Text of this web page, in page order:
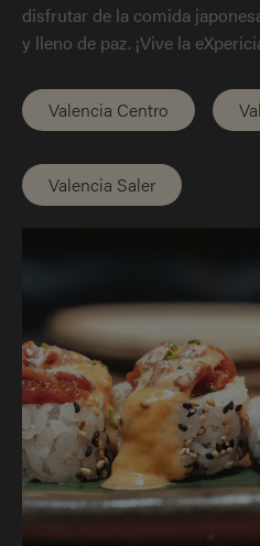
disfrutar de la comida
y lleno de paz. ¡Vive la
Valencia Centro
Valencia Saler